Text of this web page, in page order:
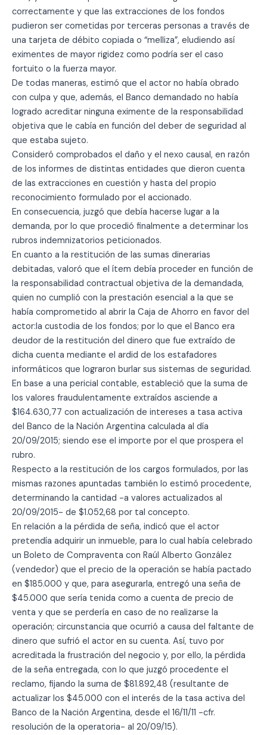
correctamente y que las extracciones de los fondos
pudieron ser cometidas por terceras personas a través de
una tarjeta de débito copiada o “melliza”, eludiendo así
eximentes de mayor rigidez como podría ser el caso
fortuito o la fuerza mayor.
De todas maneras, estimó que el actor no había obrado
con culpa y que, además, el Banco demandado no había
logrado acreditar ninguna eximente de la responsabilidad
objetiva que le cabía en función del deber de seguridad al
que estaba sujeto.
Consideró comprobados el daño y el nexo causal, en razón
de los informes de distintas entidades que dieron cuenta
de las extracciones en cuestión y hasta del propio
reconocimiento formulado por el accionado.
En consecuencia, juzgó que debía hacerse lugar a la
demanda, por lo que procedió finalmente a determinar los
rubros indemnizatorios peticionados.
En cuanto a la restitución de las sumas dinerarias
debitadas, valoró que el ítem debía proceder en función de
la responsabilidad contractual objetiva de la demandada,
quien no cumplió con la prestación esencial a la que se
había comprometido al abrir la Caja de Ahorro en favor del
actor:la custodia de los fondos; por lo que el Banco era
deudor de la restitución del dinero que fue extraído de
dicha cuenta mediante el ardid de los estafadores
informáticos que lograron burlar sus sistemas de seguridad.
En base a una pericial contable, estableció que la suma de
los valores fraudulentamente extraídos asciende a
$164.630,77 con actualización de intereses a tasa activa
del Banco de la Nación Argentina calculada al día
20/09/2015; siendo ese el importe por el que prospera el
rubro.
Respecto a la restitución de los cargos formulados, por las
mismas razones apuntadas también lo estimó procedente,
determinando la cantidad -a valores actualizados al
20/09/2015- de $1.052,68 por tal concepto.
En relación a la pérdida de seña, indicó que el actor
pretendía adquirir un inmueble, para lo cual había celebrado
un Boleto de Compraventa con Raúl Alberto González
(vendedor) que el precio de la operación se había pactado
en $185.000 y que, para asegurarla, entregó una seña de
$45.000 que sería tenida como a cuenta de precio de
venta y que se perdería en caso de no realizarse la
operación; circunstancia que ocurrió a causa del faltante de
dinero que sufrió el actor en su cuenta. Así, tuvo por
acreditada la frustración del negocio y, por ello, la pérdida
de la seña entregada, con lo que juzgó procedente el
reclamo, fijando la suma de $81.892,48 (resultante de
actualizar los $45.000 con el interés de la tasa activa del
Banco de la Nación Argentina, desde el 16/11/11 -cfr.
resolución de la operatoria- al 20/09/15).